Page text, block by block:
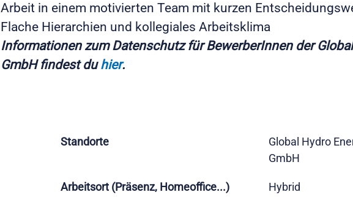
Arbeit in einem motivierten Team mit kurzen
Flache Hierarchien und kollegiales Arbeitsklima
Informationen zum Datenschutz für BewerberInnen der
GmbH findest duhier.
Standorte
Global Hydro
GmbH
Arbeitsort (Präsenz, Homeoffice...) Hybrid